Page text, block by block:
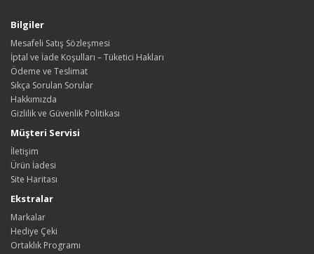
Bilgiler
Mesafeli Satış Sözleşmesi
İptal ve İade Koşulları – Tüketici Hakları
Ödeme ve Teslimat
Sıkça Sorulan Sorular
Hakkımızda
Gizlilik ve Güvenlik Politikası
Müşteri Servisi
İletişim
Ürün İadesi
Site Haritası
Ekstralar
Markalar
Hediye Çeki
Ortaklık Programı